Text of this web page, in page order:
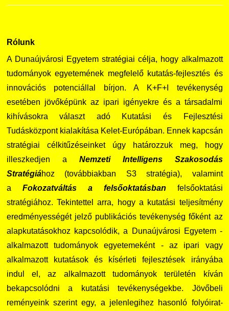
Rólunk
A Dunaújvárosi Egyetem stratégiai célja, hogy alkalmazott
tudományok egyetemének megfelelő kutatás-fejlesztés és
innovációs potenciállal bírjon. A K+F+I tevékenység
esetében jövőképünk az ipari igényekre és a társadalmi
kihívásokra választ adó Kutatási és Fejlesztési
Tudásközpont kialakítása Kelet-Európában. Ennek kapcsán
stratégiai célkitűzéseinket úgy határozzuk meg, hogy
illeszkedjen a Nemzeti Intelligens Szakosodás
Stratégiához (továbbiakban S3 stratégia), valamint
a Fokozatváltás a felsőoktatásban felsőoktatási
stratégiához. Tekintettel arra, hogy a kutatási teljesítmény
eredményességét jelző publikációs tevékenység főként az
alapkutatásokhoz kapcsolódik, a Dunaújvárosi Egyetem -
alkalmazott tudományok egyetemeként - az ipari vagy
alkalmazott kutatások és kísérleti fejlesztések irányába
indul el, az alkalmazott tudományok területén kíván
bekapcsolódni a kutatási tevékenységekbe. Jövőbeli
reményeink szerint egy, a jelenlegihez hasonló folyóirat-